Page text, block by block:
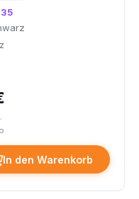
In den Warenkorb